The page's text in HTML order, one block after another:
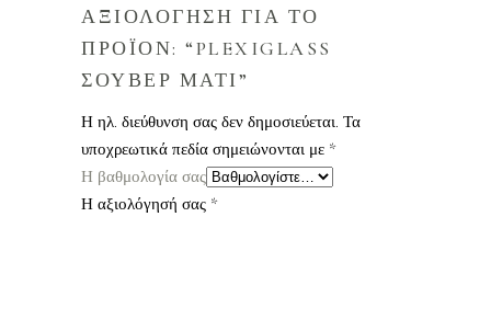
ΑΞΙΟΛΟΓΗΣΗ ΓΙΑ ΤΟ
ΠΡΟΪΟΝ: “PLEXIGLASS
ΣΟΥΒΕΡ ΜΑΤΙ”
Η ηλ. διεύθυνση σας δεν δημοσιεύεται. Τα
υποχρεωτικά πεδία σημειώνονται με *
Η βαθμολογία σας
Η αξιολόγησή σας *